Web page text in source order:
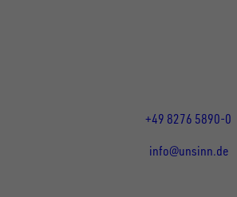
+49 8276 5890-0
info@unsinn.de